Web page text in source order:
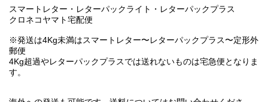
スマートレター・レターパックライト・レターパックプラス
クロネコヤマト宅配便
※発送は4Kg未満はスマートレター〜レターパックプラス〜定形外
郵便
4Kg超過やレターパックプラスでは送れないものは宅急便となりま
す。